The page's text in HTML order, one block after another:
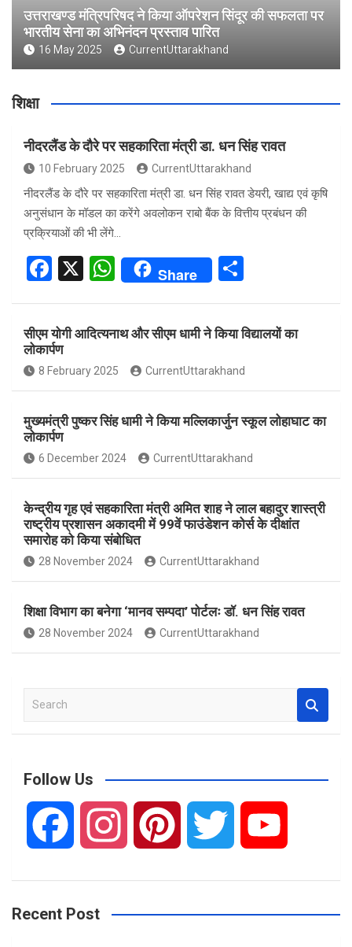
उत्तराखण्ड मंत्रिपरिषद ने किया ऑपरेशन सिंदूर की सफलता पर
भारतीय सेना का अभिनंदन प्रस्ताव पारित
16 May 2025 CurrentUttarakhand
शिक्षा
नीदरलैंड के दौरे पर सहकारिता मंत्री डा. धन सिंह रावत
10 February 2025 CurrentUttarakhand
नीदरलैंड के दौरे पर सहकारिता मंत्री डा. धन सिंह रावत डेयरी, खाद्य एवं कृषि
अनुसंधान के मॉडल का करेंगे अवलोकन राबो बैंक के वित्तीय प्रबंधन की
प्रक्रियाओं की भी लेंगे…
F
ce
b
o
o
k
X
W
s
A
p
p
Share
ar
e
सीएम योगी आदित्यनाथ और सीएम धामी ने किया विद्यालयों का
लोकार्पण
8 February 2025 CurrentUttarakhand
मुख्यमंत्री पुष्कर सिंह धामी ने किया मल्लिकार्जुन स्कूल लोहाघाट का
लोकार्पण
6 December 2024 CurrentUttarakhand
केन्द्रीय गृह एवं सहकारिता मंत्री अमित शाह ने लाल बहादुर शास्त्री
राष्ट्रीय प्रशासन अकादमी में 99वें फाउंडेशन कोर्स के दीक्षांत
समारोह को किया संबोधित
28 November 2024 CurrentUttarakhand
शिक्षा विभाग का बनेगा ‘मानव सम्पदा’ पोर्टलः डॉ. धन सिंह रावत
28 November 2024 CurrentUttarakhand
a
c
Follow Us
c s n i u
Recent Post